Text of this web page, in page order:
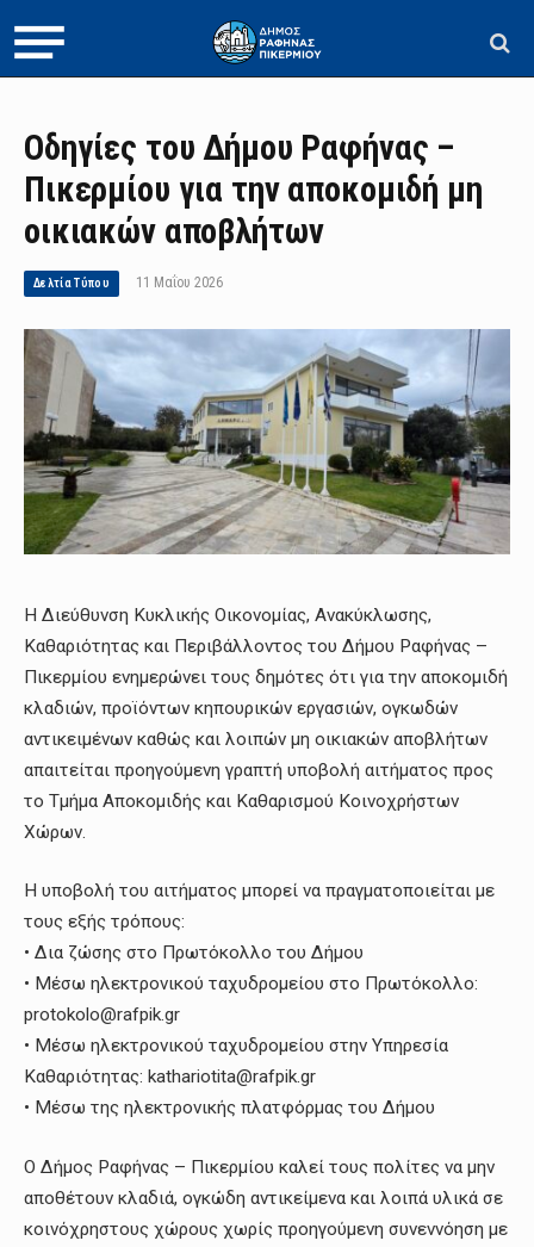
Οδηγίες του Δήμου Ραφήνας –
Πικερμίου για την αποκομιδή μη
οικιακών αποβλήτων
Δελτία Τύπου 11 Μαΐου 2026
Η Διεύθυνση Κυκλικής Οικονομίας, Ανακύκλωσης,
Καθαριότητας και Περιβάλλοντος του Δήμου Ραφήνας –
Πικερμίου ενημερώνει τους δημότες ότι για την αποκομιδή
κλαδιών, προϊόντων κηπουρικών εργασιών, ογκωδών
αντικειμένων καθώς και λοιπών μη οικιακών αποβλήτων
απαιτείται προηγούμενη γραπτή υποβολή αιτήματος προς
το Τμήμα Αποκομιδής και Καθαρισμού Κοινοχρήστων
Χώρων.
Η υποβολή του αιτήματος μπορεί να πραγματοποιείται με
τους εξής τρόπους:
• Δια ζώσης στο Πρωτόκολλο του Δήμου
• Μέσω ηλεκτρονικού ταχυδρομείου στο Πρωτόκολλο:
protokolo@rafpik.gr
• Μέσω ηλεκτρονικού ταχυδρομείου στην Υπηρεσία
Καθαριότητας: kathariotita@rafpik.gr
• Μέσω της ηλεκτρονικής πλατφόρμας του Δήμου
Ο Δήμος Ραφήνας – Πικερμίου καλεί τους πολίτες να μην
αποθέτουν κλαδιά, ογκώδη αντικείμενα και λοιπά υλικά σε
κοινόχρηστους χώρους χωρίς προηγούμενη συνεννόηση με